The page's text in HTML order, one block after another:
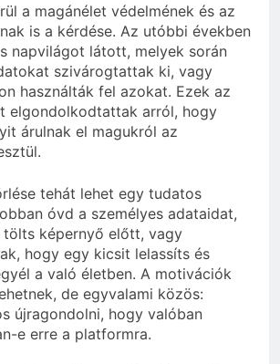
a magánélet védelmének és az
is a kérdése. Az utóbbi években
napvilágot látott, melyek során
szivárogtattak ki, vagy
használták fel azokat. Ezek az
elgondolkodtattak arról, hogy
árulnak el magukról az
tehát lehet egy tudatos
óvd a személyes adataidat,
képernyő előtt, vagy
hogy egy kicsit lelassíts és
a való életben. A motivációk
de egyvalami közös:
újragondolni, hogy valóban
e erre a platformra.